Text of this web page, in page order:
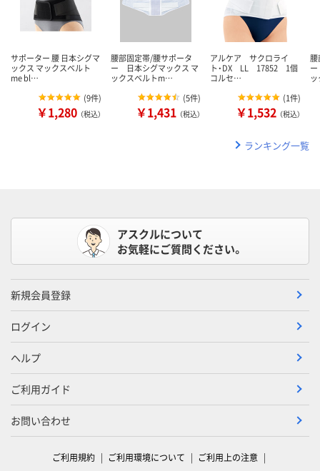
サポーター 腰 日本シグマ
ックス マックスベルト
me bl…
(9件)
￥1,280 （税込）
腰部固定帯/腰サポータ
ー 日本シグマックス マ
ックスベルトm…
(5件)
￥1,431 （税込）
アルケア サクロライ
ト・DX LL 17852 1個
コルセ…
(1件)
￥1,532 （税込）
腰
ランキング一覧
アスクルについて
お気軽にご質問ください。
新規会員登録
ログイン
ヘルプ
ご利用ガイド
お問い合わせ
ご利用規約 ご利用環境について ご利用上の注意